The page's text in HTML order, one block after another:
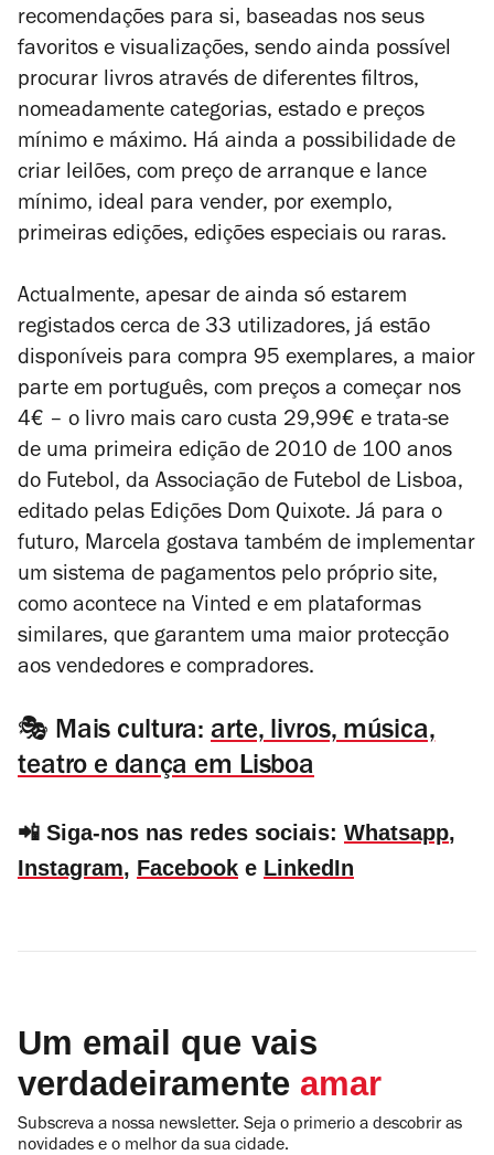
recomendações para si, baseadas nos seus
favoritos e visualizações, sendo ainda possível
procurar livros através de diferentes filtros,
nomeadamente categorias, estado e preços
mínimo e máximo. Há ainda a possibilidade de
criar leilões, com preço de arranque e lance
mínimo, ideal para vender, por exemplo,
primeiras edições, edições especiais ou raras.
Actualmente, apesar de ainda só estarem
registados cerca de 33 utilizadores, já estão
disponíveis para compra 95 exemplares, a maior
parte em português, com preços a começar nos
4€ – o livro mais caro custa 29,99€ e trata-se
de uma primeira edição de 2010 de 100 anos
do Futebol, da Associação de Futebol de Lisboa,
editado pelas Edições Dom Quixote. Já para o
futuro, Marcela gostava também de implementar
um sistema de pagamentos pelo próprio site,
como acontece na Vinted e em plataformas
similares, que garantem uma maior protecção
aos vendedores e compradores.
🎭 Mais cultura: arte, livros, música,
teatro e dança em Lisboa
📲 Siga-nos nas redes sociais: Whatsapp,
Instagram, Facebook e LinkedIn
Um email que vais
verdadeiramente amar
Subscreva a nossa newsletter. Seja o primerio a descobrir as
novidades e o melhor da sua cidade.